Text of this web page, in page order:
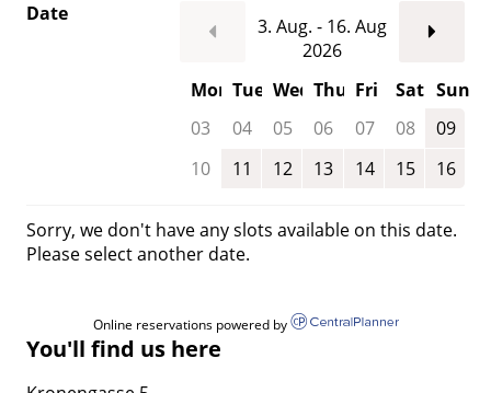
Date
3. Aug. - 16. Aug
2026
Mon Tue Wed Thu Fri Sat Sun
03
04 05 06 07 08
09
10
11 12 13 14 15 16
Sorry, we don't have any slots available on this date.
Please select another date.
Online reservations powered by
You'll find us here